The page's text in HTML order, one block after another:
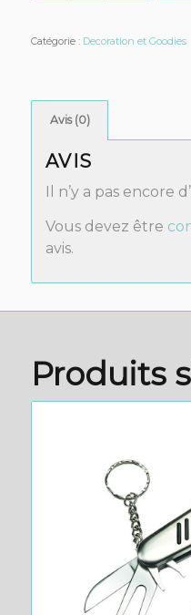
Catégorie : Decoration et Goodies
Avis (0)
AVIS
Il n’y a pas encore
Vous devez être
avis.
Produits